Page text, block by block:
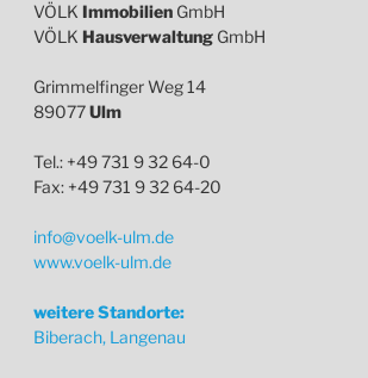
VÖLK Immobilien GmbH
VÖLK Hausverwaltung GmbH
Grimmelfinger Weg 14
89077Ulm
Tel.: +49 731 9 32 64-0
Fax: +49 731 9 32 64-20
info@voelk-ulm.de
www.voelk-ulm.de
weitere Standorte:
Biberach, Langenau